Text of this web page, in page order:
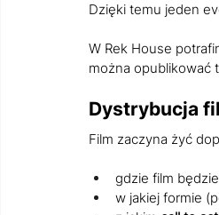
Dzięki temu jeden
W Rek House
można opublikować
Dystrybucja
Film zaczyna żyć
gdzie film
w jakiej formie